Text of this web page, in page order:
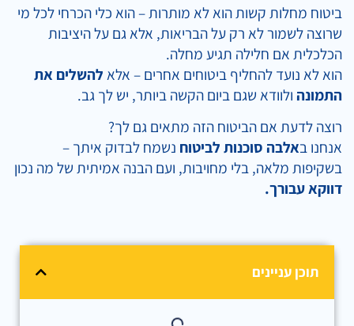
ביטוח מחלות קשות הוא לא מותרות – הוא כלי הכרחי לכל מי
שרוצה לשמור לא רק על הבריאות, אלא גם על היציבות
הכלכלית אם חלילה תגיע מחלה.
הוא לא נועד להחליף ביטוחים אחרים – אלאלהשלים את
התמונה ולוודא שגם ביום הקשה ביותר, יש לך גב.
רוצה לדעת אם הביטוח הזה מתאים גם לך?
אנחנו באלבה סוכנות לביטוח נשמח לבדוק איתך –
בשקיפות מלאה, בלי מחויבות, ועם הבנה אמיתית של מה נכון
דווקא עבורך.
תוכן עניינים